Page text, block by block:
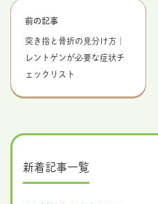
前の記事
突き指と骨折の見分け方｜
レントゲンが必要な症状チ
ェックリスト
新着記事一覧